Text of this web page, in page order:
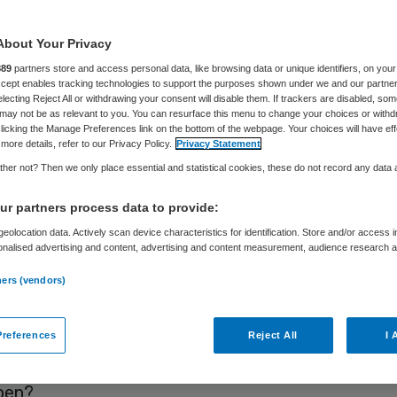
bij elkaar, geef ze een heldere
paar uur liggen er tientallen maatregelen om de
in verpleeghuizen te verbeteren. Dat is
steun gaat het niet lukken. Dus
te bekennen.
citeerde ik op deze plek
verontrustende
voor de Gezondheidszorg (IGZ) over
in verpleeghuizen. Kort gezegd kwam
instellingen niet hun verantwoordelijkheid nemen
Your Privacy
partners store and access personal data, like browsing data or unique identifiers, on your
enables tracking technologies to support the purposes shown under we and our
Reject All or withdrawing your consent will disable them. If trackers are disabled,
not be as relevant to you. You can resurface this menu to change your choices or
the Manage Preferences link on the bottom of the webpage. Your choices will have
details, refer to our Privacy Policy. Privacy Statement
not? Then we only place essential and statistical cookies, these do not record any data
partners process data to provide:
data. Actively scan device characteristics for identification. Store and/or access
advertising and content, advertising and content measurement, audience research
(vendors)
Reject All I